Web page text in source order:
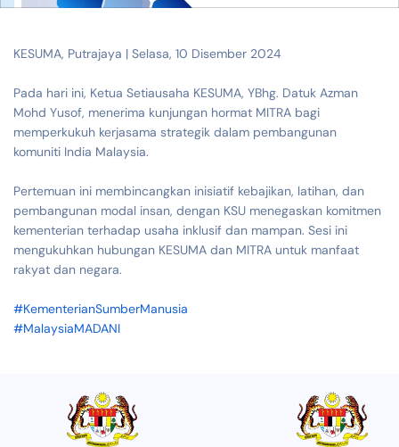
KESUMA, Putrajaya | Selasa, 10 Disember 2024
Pada hari ini, Ketua Setiausaha KESUMA, YBhg. Datuk Azman
Mohd Yusof, menerima kunjungan hormat MITRA bagi
memperkukuh kerjasama strategik dalam pembangunan
komuniti India Malaysia.
Pertemuan ini membincangkan inisiatif kebajikan, latihan, dan
pembangunan modal insan, dengan KSU menegaskan komitmen
kementerian terhadap usaha inklusif dan mampan. Sesi ini
mengukuhkan hubungan KESUMA dan MITRA untuk manfaat
rakyat dan negara.
#KementerianSumberManusia
#MalaysiaMADANI